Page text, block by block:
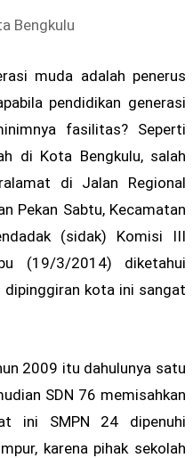
Bengkulu
muda adalah penerus
pendidikan generasi
fasilitas? Seperti
di Kota Bengkulu, salah
di Jalan Regional
Pekan Sabtu, Kecamatan
(sidak) Komisi III
(19/3/2014) diketahui
kota ini sangat
2009 itu dahulunya satu
SDN 76 memisahkan
ini SMPN 24 dipenuhi
karena pihak sekolah